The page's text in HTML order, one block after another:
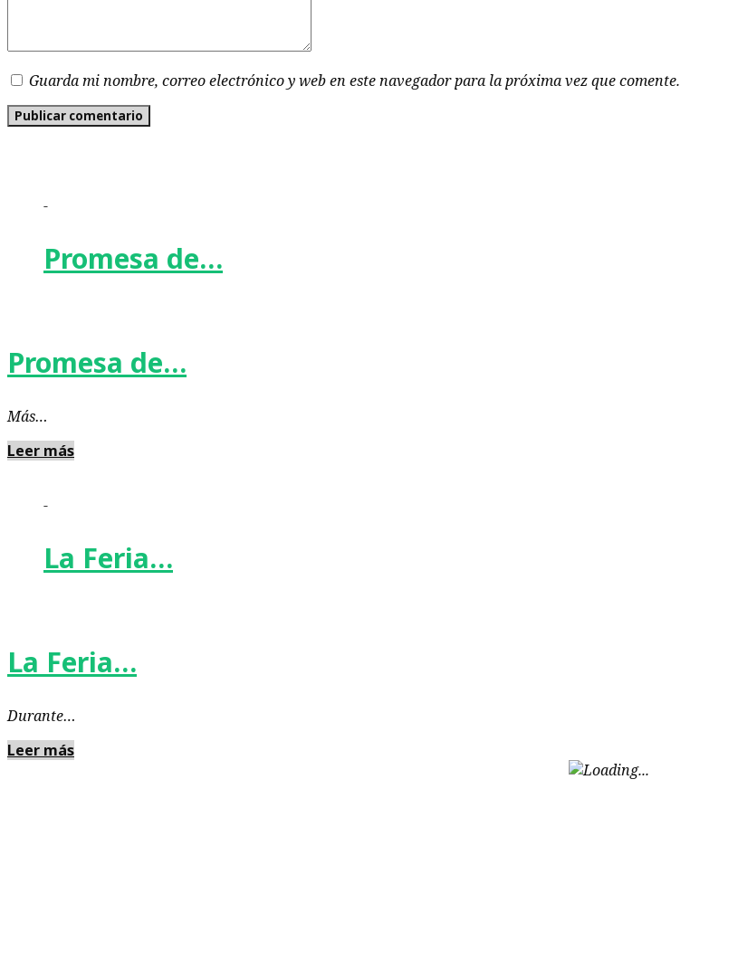
Guarda mi nombre, correo electrónico y web en este navegador para la próxima vez que comente.
-
Promesa de…
Promesa de…
Más…
Leer más
-
La Feria…
La Feria…
Durante…
Leer más